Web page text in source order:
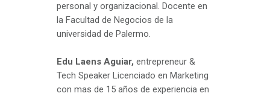
personal y organizacional. Docente en
la Facultad de Negocios de la
universidad de Palermo.
Edu Laens Aguiar, entrepreneur &
Tech Speaker Licenciado en Marketing
con mas de 15 años de experiencia en